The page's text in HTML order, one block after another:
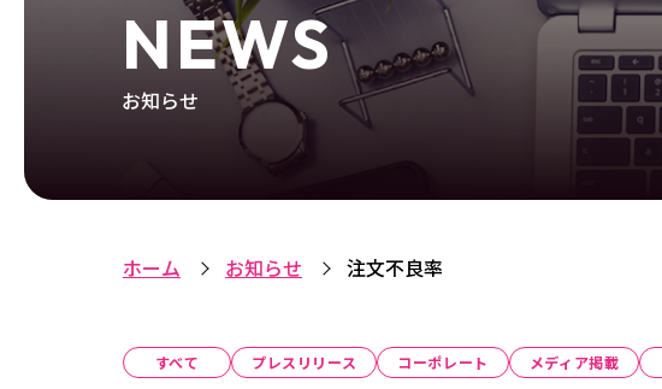
NEWS
お知らせ
ホーム お知らせ 注文不良率
すべて プレスリリース コーポレート メディア掲載